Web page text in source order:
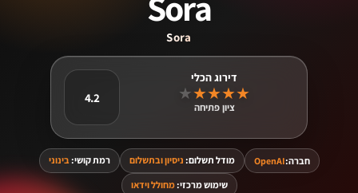
Sora
4.2 ★
★
★
★
★
ציון פתיחה
חברה:OpenAI מודל תשלום: ניסיון ובתשלום רמת קושי:בינוני
שימוש מרכזי:מחולל וידאו